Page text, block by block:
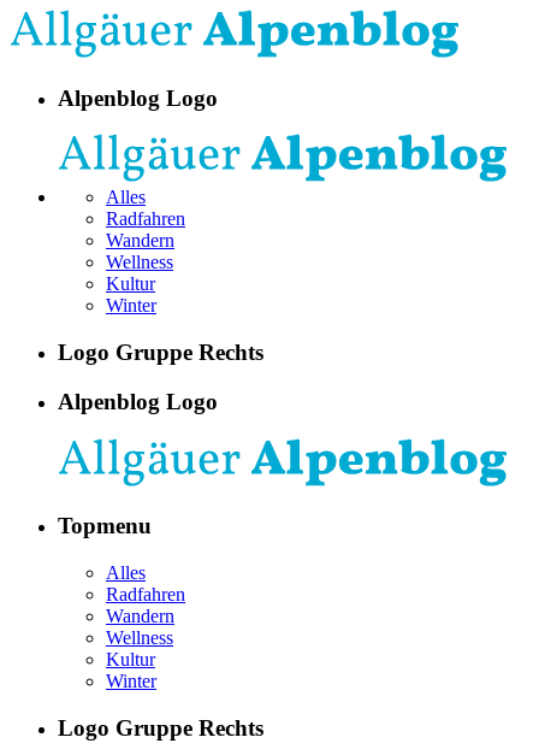
Alpenblog Logo
Alles
Radfahren
Wandern
Wellness
Kultur
Winter
Logo Gruppe Rechts
Alpenblog Logo
Topmenu
Alles
Radfahren
Wandern
Wellness
Kultur
Winter
Logo Gruppe Rechts